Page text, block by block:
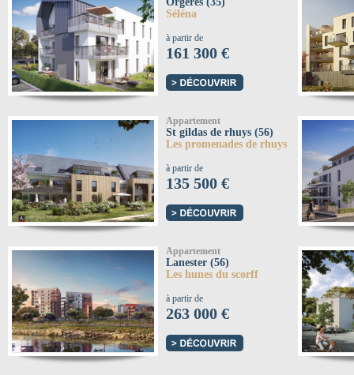
Séléna
à partir de
161 300 €
Appartement
St gildas de rhuys (56)
Les promenades de rhuys
à partir de
135 500 €
Appartement
Lanester (56)
Les hunes du scorff
à partir de
263 000 €